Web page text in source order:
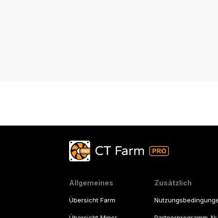
Allgemeines
Übersicht Farm
Zusätzlich